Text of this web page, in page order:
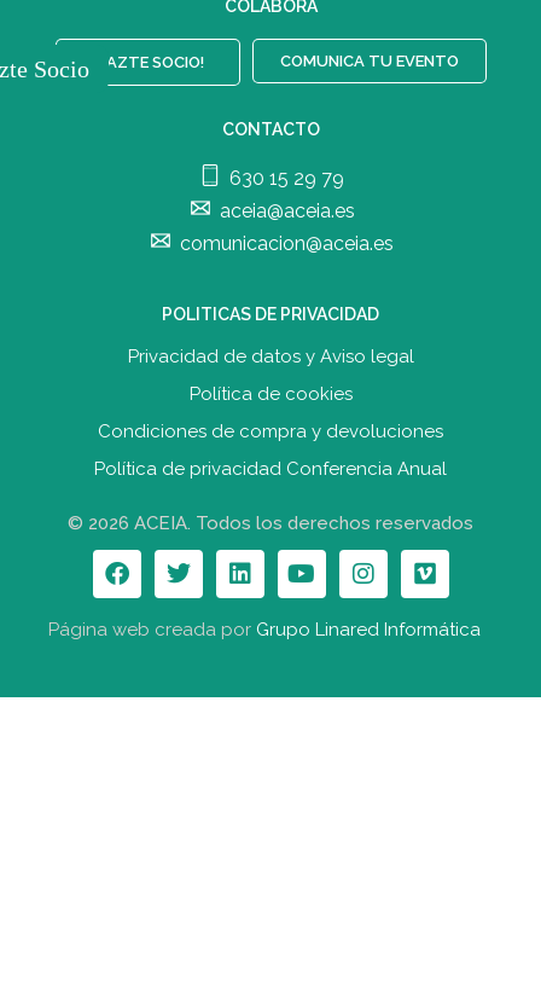
COLABORA
¡HAZTE SOCIO! COMUNICA TU EVENTO
CONTACTO
630 15 29 79
aceia@aceia.es
comunicacion@aceia.es
POLITICAS DE PRIVACIDAD
Privacidad de datos y Aviso legal
Política de cookies
Condiciones de compra y devoluciones
Política de privacidad Conferencia Anual
© 2026 ACEIA. Todos los derechos reservados
Página web creada por Grupo Linared Informática
Socio